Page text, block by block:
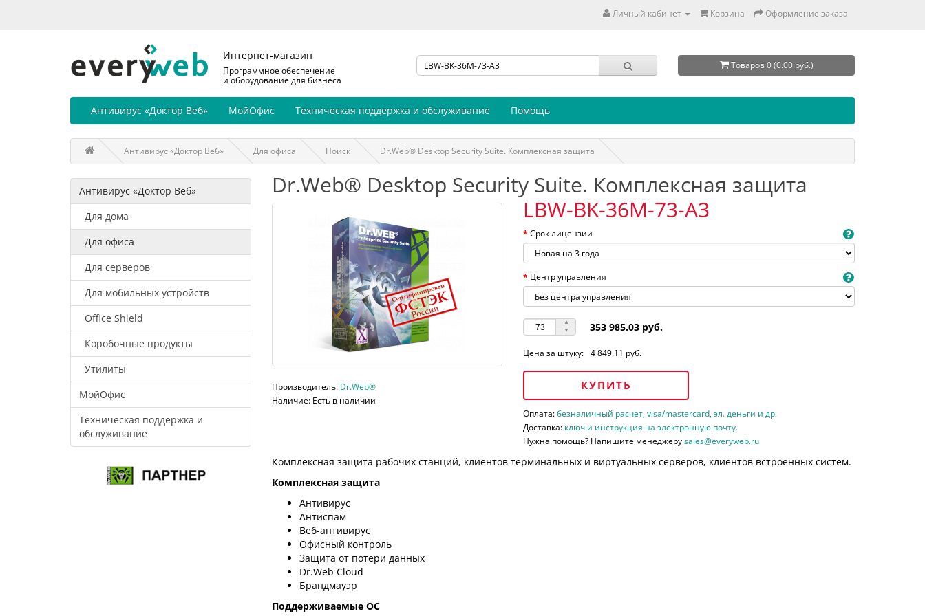
Личный кабинет Корзина Оформление заказа
Интернет-магазин
Программное обеспечение
и оборудование для бизнеса
Товаров 0 (0.00 руб.)
Антивирус «Доктор Веб» МойОфис Техническая поддержка и обслуживание Помощь
Антивирус «Доктор Веб» Для офиса Поиск Dr.Web® Desktop Security Suite. Комплексная защита
Антивирус «Доктор Веб»
Для дома
Для офиса
Для серверов
Для мобильных устройств
Office Shield
Коробочные продукты
Утилиты
МойОфис
Техническая поддержка и
обслуживание
Dr.Web® Desktop Security Suite. Комплексная защита
Производитель: Dr.Web®
Наличие: Есть в наличии
LBW-BK-36M-73-A3
Срок лицензии
Центр управления
353 985.03 руб.
Цена за штуку: 4 849.11 руб.
КУПИТЬ
Оплата:безналичный расчет, visa/mastercard, эл. деньги и др.
Доставка: ключ и инструкция на электронную почту.
Нужна помощь? Напишите менеджеруsales@everyweb.ru
Комплексная защита рабочих станций, клиентов терминальных и виртуальных серверов, клиентов встроенных систем.
Комплексная защита
Антивирус
Антиспам
Веб-антивирус
Офисный контроль
Защита от потери данных
Dr.Web Cloud
Брандмауэр
Поддерживаемые ОС